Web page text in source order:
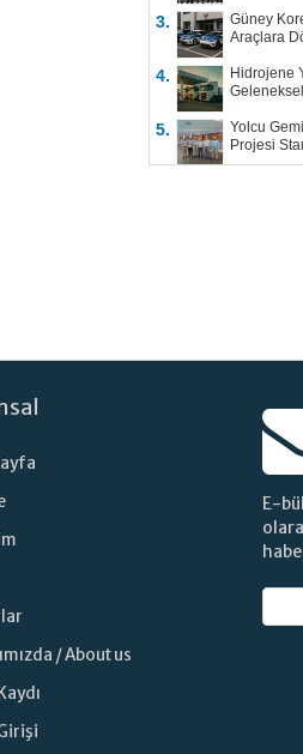
3.
Güney
Araçlara
4.
Hidrojene
5.
Yolcu
Projesi
/ About us
E-